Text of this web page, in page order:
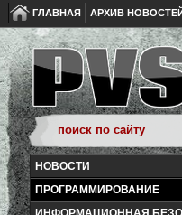
ГЛАВНАЯ АРХИВ
НОВОСТИ
ПРОГРАММИРОВАНИЕ